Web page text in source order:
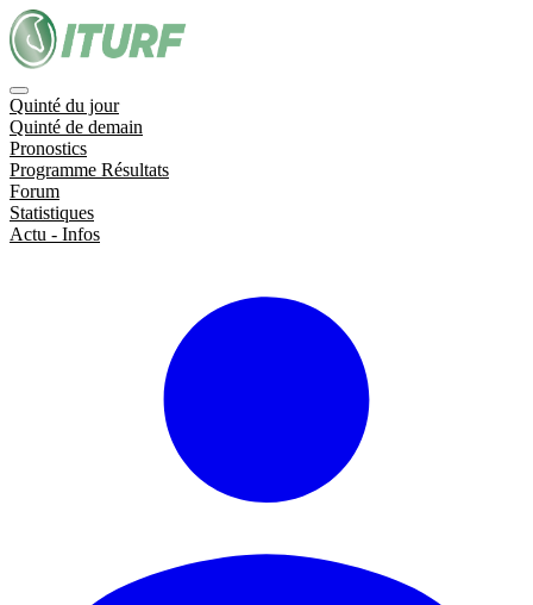
Quinté du jour
Quinté de demain
Pronostics
Programme Résultats
Forum
Statistiques
Actu - Infos